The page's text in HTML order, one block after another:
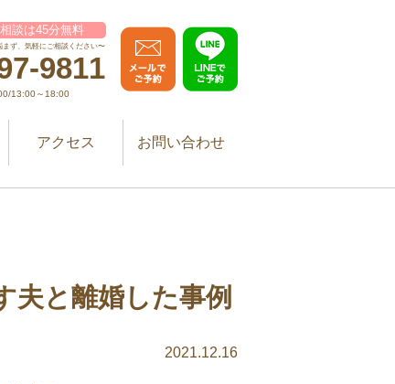
談は45分無料
まず、気軽にご相談ください〜
9811
13:00～18:00
アクセス お問い合わせ
夫と離婚した事例
2021.12.16